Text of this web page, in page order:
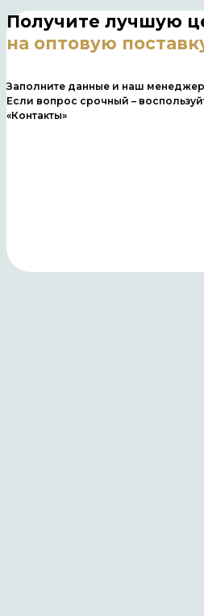
Получите лучшую
на оптовую
Заполните данные и наш
Если вопрос срочный –
«Контакты»